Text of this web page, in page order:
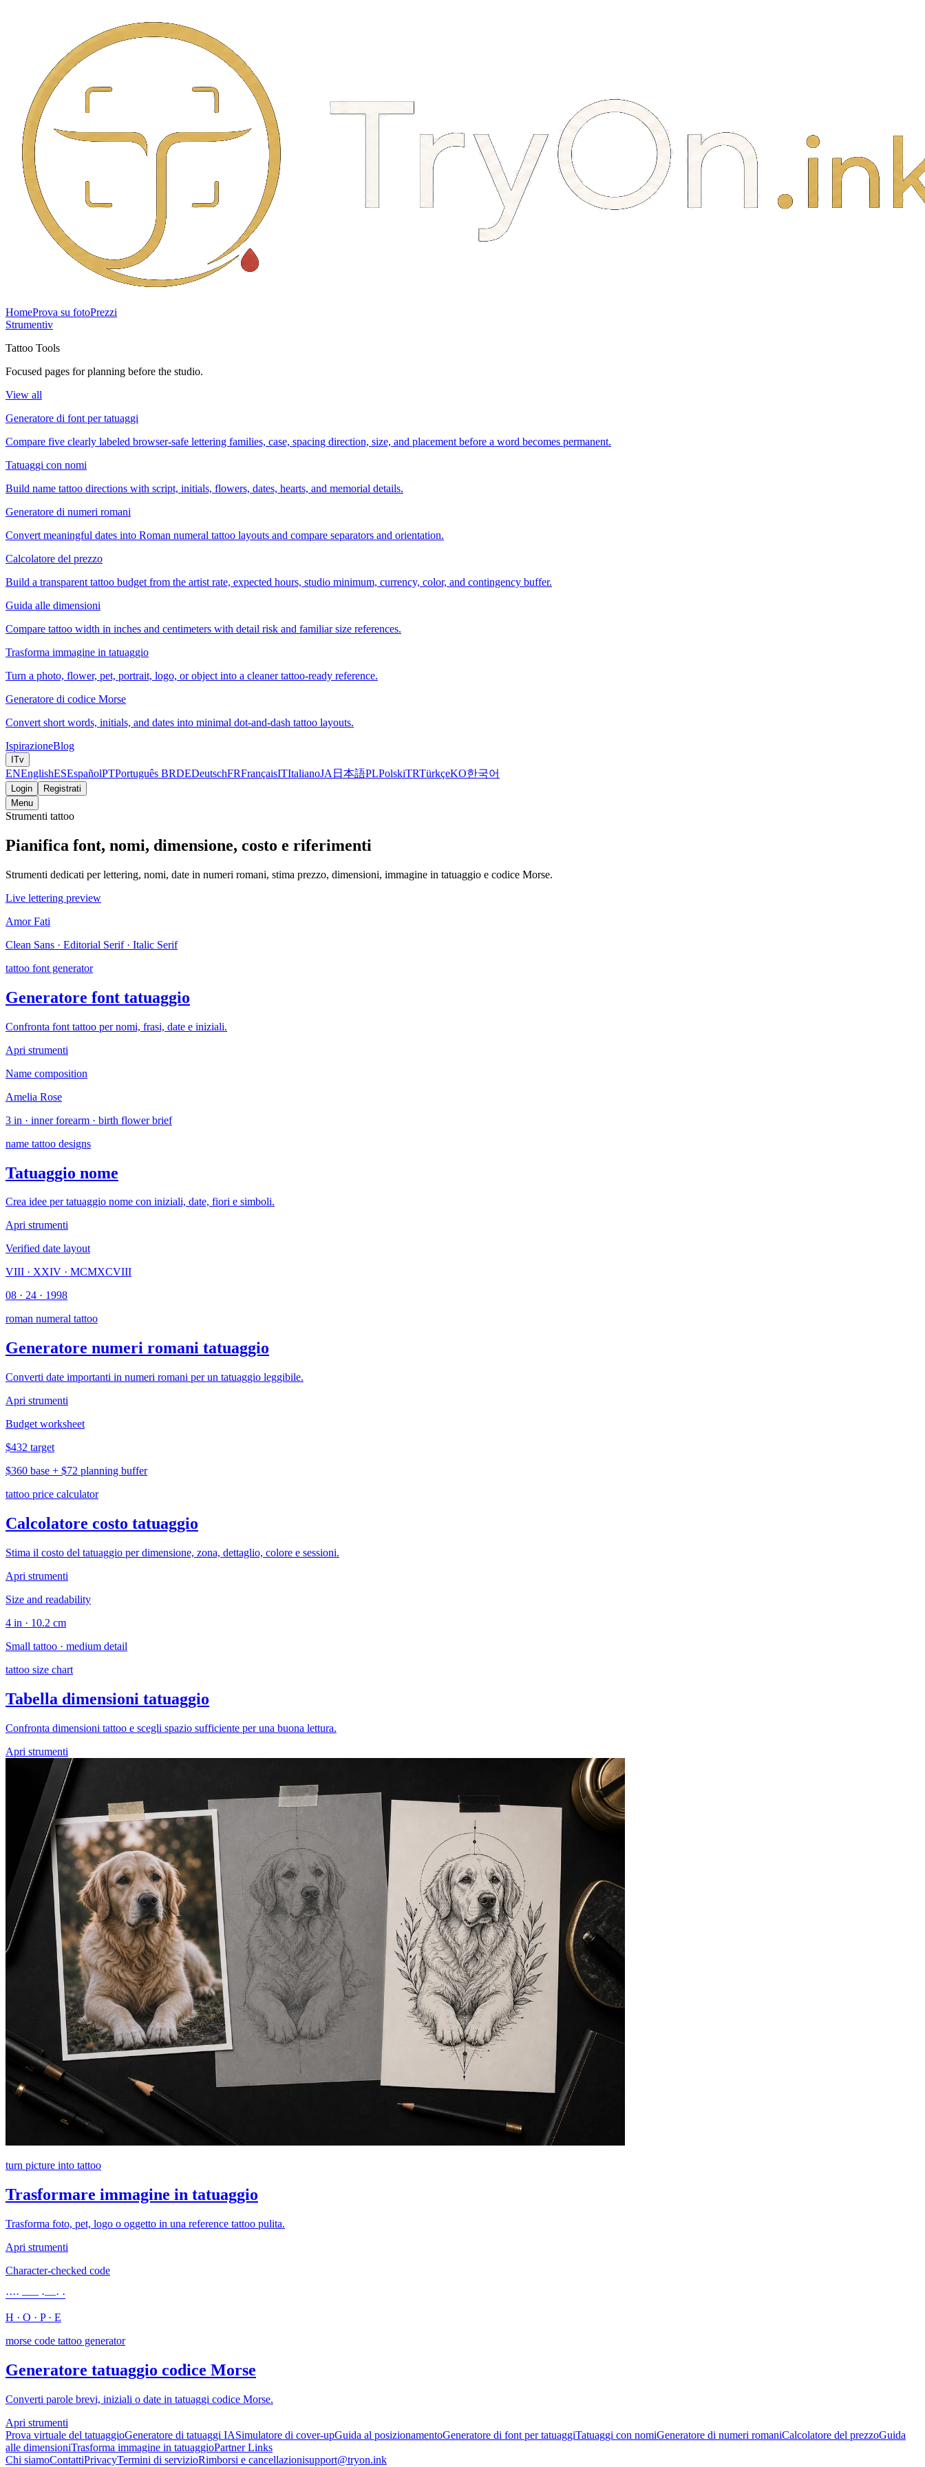
HomeProva su fotoPrezzi
Strumentiv
Tattoo Tools
Focused pages for planning before the studio.
View all
Generatore di font per tatuaggi
Compare five clearly labeled browser-safe lettering families, case, spacing direction, size, and placement before a word becomes permanent.
Tatuaggi con nomi
Build name tattoo directions with script, initials, flowers, dates, hearts, and memorial details.
Generatore di numeri romani
Convert meaningful dates into Roman numeral tattoo layouts and compare separators and orientation.
Calcolatore del prezzo
Build a transparent tattoo budget from the artist rate, expected hours, studio minimum, currency, color, and contingency buffer.
Guida alle dimensioni
Compare tattoo width in inches and centimeters with detail risk and familiar size references.
Trasforma immagine in tatuaggio
Turn a photo, flower, pet, portrait, logo, or object into a cleaner tattoo-ready reference.
Generatore di codice Morse
Convert short words, initials, and dates into minimal dot-and-dash tattoo layouts.
IspirazioneBlog
ITv
ENEnglishESEspañolPTPortuguês BRDEDeutschFRFrançaisITItalianoJA 日本語PLPolskiTRTürkçeKO한국어
Login
Registrati
Menu
Strumenti tattoo
Pianifica font, nomi, dimensione, costo e riferimenti
Strumenti dedicati per lettering, nomi, date in numeri romani, stima prezzo, dimensioni, immagine in tatuaggio e codice Morse.
Live lettering preview
Amor Fati
Clean Sans · Editorial Serif · Italic Serif
tattoo font generator
Generatore font tatuaggio
Confronta font tattoo per nomi, frasi, date e iniziali.
Apri strumenti
Name composition
Amelia Rose
3 in · inner forearm · birth flower brief
name tattoo designs
Tatuaggio nome
Crea idee per tatuaggio nome con iniziali, date, fiori e simboli.
Apri strumenti
Verified date layout
VIII · XXIV · MCMXCVIII
08 · 24 · 1998
roman numeral tattoo
Generatore numeri romani tatuaggio
Converti date importanti in numeri romani per un tatuaggio leggibile.
Apri strumenti
Budget worksheet
$432 target
$360 base + $72 planning buffer
tattoo price calculator
Calcolatore costo tatuaggio
Stima il costo del tatuaggio per dimensione, zona, dettaglio, colore e sessioni.
Apri strumenti
Size and readability
4 in · 10.2 cm
Small tattoo · medium detail
tattoo size chart
Tabella dimensioni tatuaggio
Confronta dimensioni tattoo e scegli spazio sufficiente per una buona lettura.
Apri strumenti
turn picture into tattoo
Trasformare immagine in tatuaggio
Trasforma foto, pet, logo o oggetto in una reference tattoo pulita.
Apri strumenti
Character-checked code
···· ––– ·––· ·
H · O · P · E
morse code tattoo generator
Generatore tatuaggio codice Morse
Converti parole brevi, iniziali o date in tatuaggi codice Morse.
Apri strumenti
Prova virtuale del tatuaggioGeneratore di tatuaggi IASimulatore di cover-upGuida al posizionamentoGeneratore di font per tatuaggiTatuaggi con nomiGeneratore di numeri romaniCalcolatore del prezzoGuida
alle dimensioniTrasforma immagine in tatuaggioPartner Links
Chi siamoContattiPrivacyTermini di servizioRimborsi e cancellazionisupport@tryon.ink